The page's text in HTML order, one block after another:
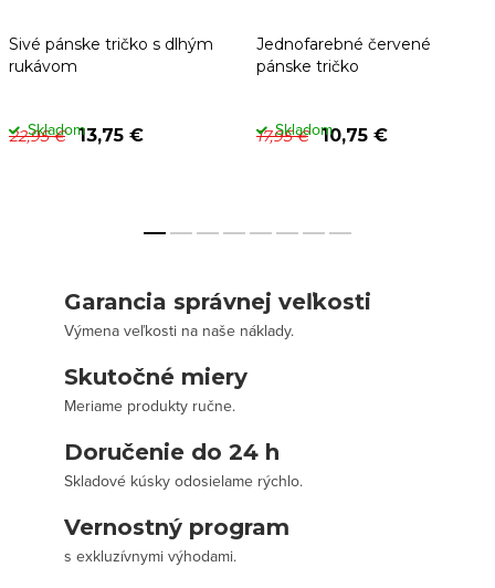
Sivé pánske tričko s dlhým
rukávom
22,95 € 13,75 €
Skladom
Jednofarebné červené
pánske tričko
17,95 € 10,75 €
Skladom
Garancia správnej veľkosti
Výmena veľkosti na naše náklady.
Skutočné miery
Meriame produkty ručne.
Doručenie do 24 h
Skladové kúsky odosielame rýchlo.
Vernostný program
s exkluzívnymi výhodami.